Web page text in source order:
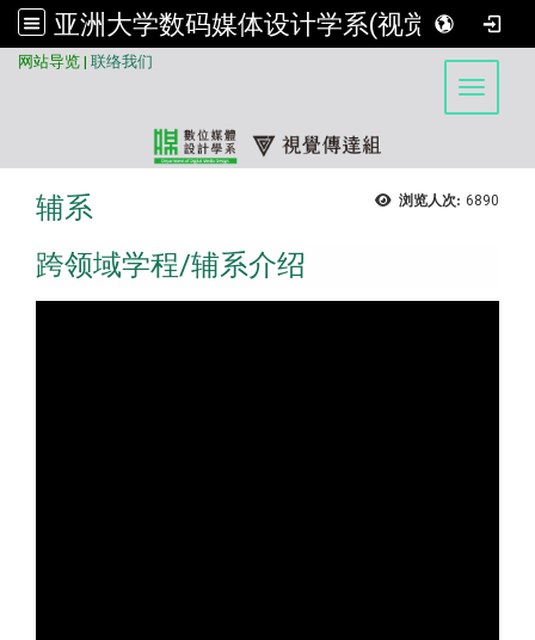
亚洲大学数码媒体设计学系(视觉传达组)
网站导览 | 联络我们
Toggle
浏览人次: 6890
辅系
跨领域学程/辅系介绍